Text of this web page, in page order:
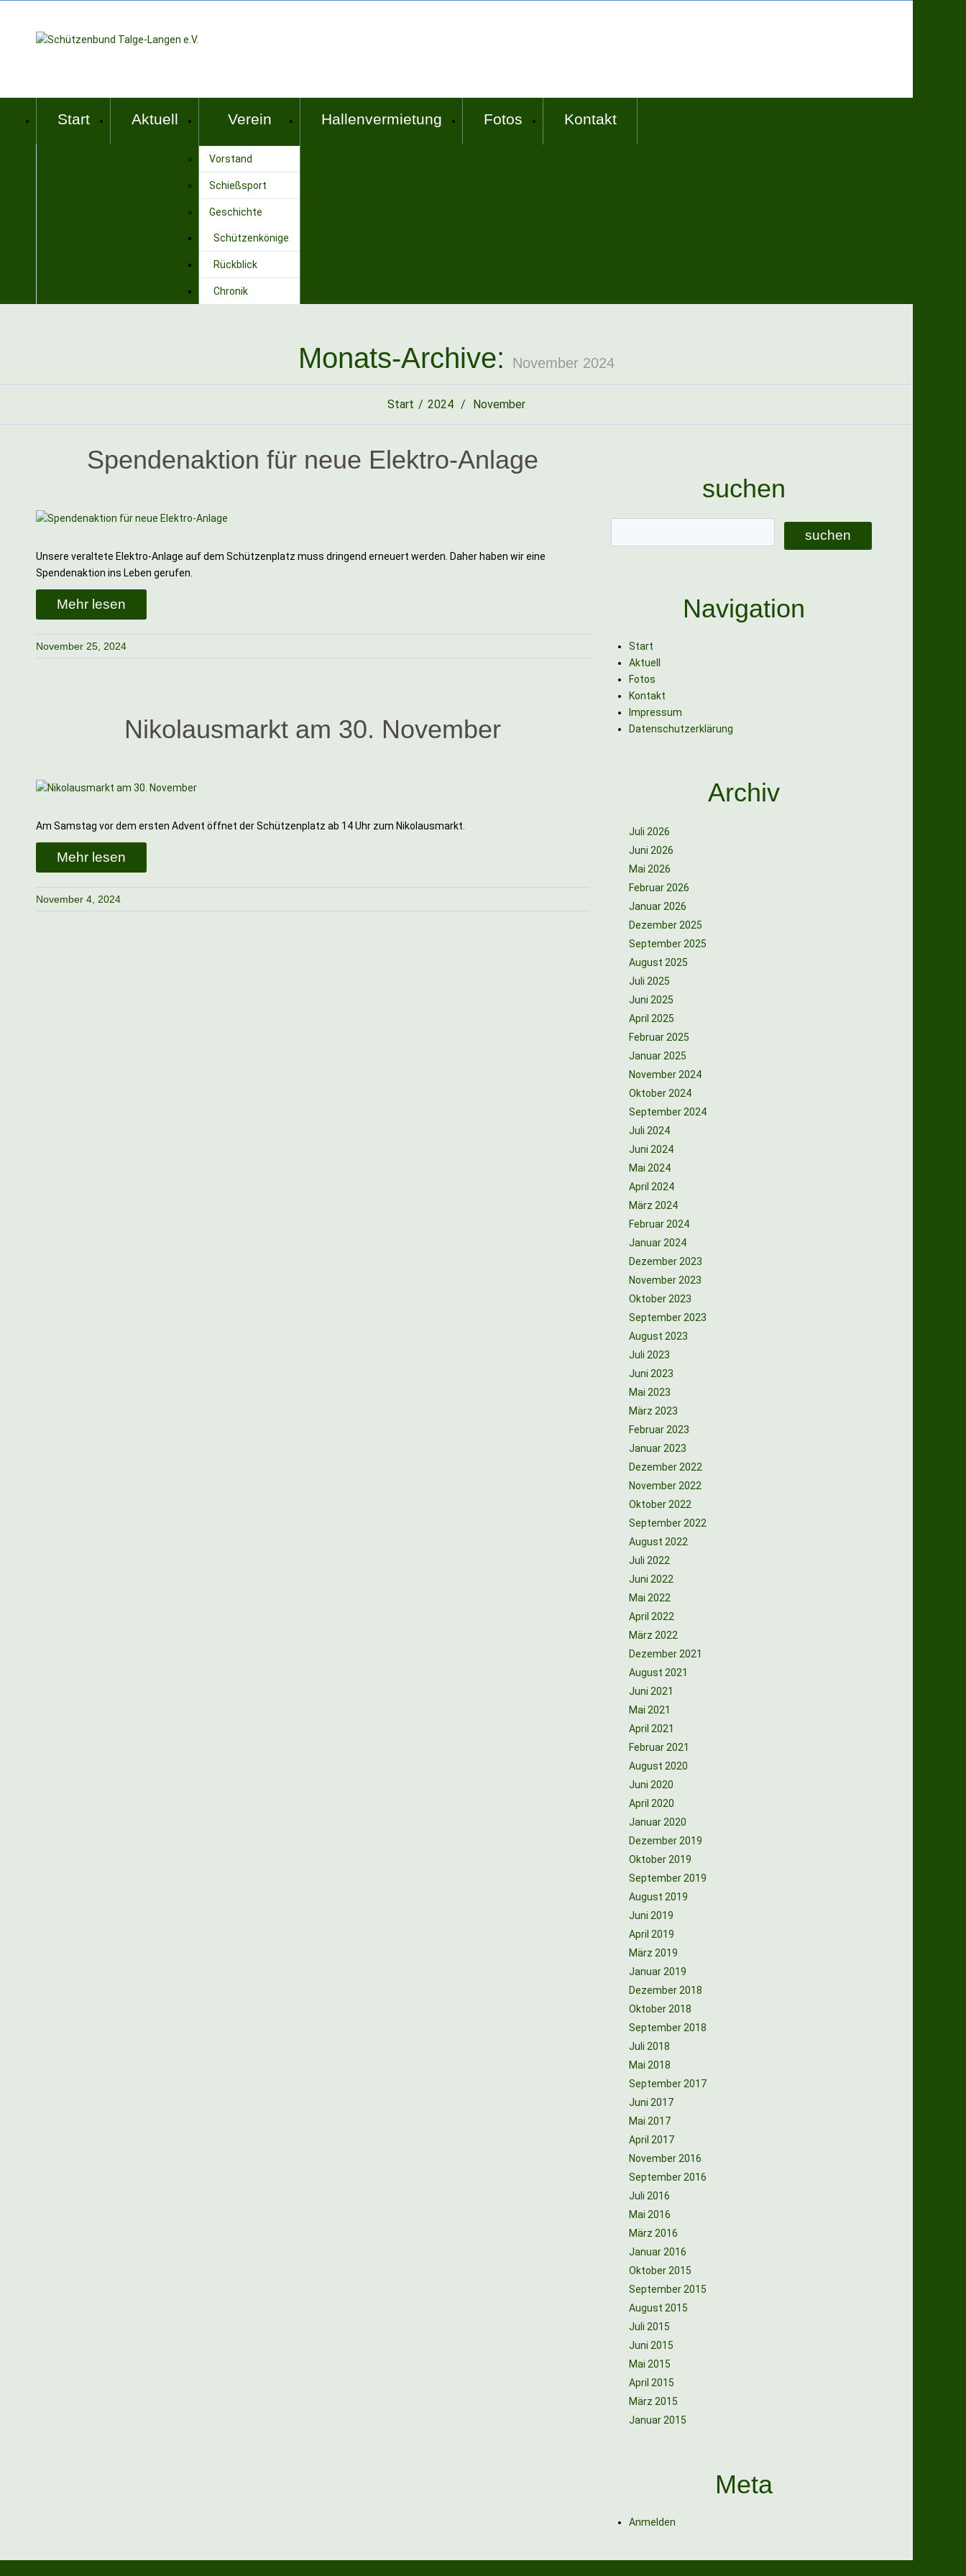
Start Aktuell Verein
Vorstand
Schießsport
Geschichte
Schützenkönige
Rückblick
Chronik
Hallenvermietung Fotos Kontakt
Monats-Archive: November 2024
Start 2024 November
Spendenaktion für neue Elektro-Anlage
Unsere veraltete Elektro-Anlage auf dem Schützenplatz muss dringend erneuert werden. Daher haben wir eine
Spendenaktion ins Leben gerufen.
Mehr lesen
November 25, 2024
Nikolausmarkt am 30. November
Am Samstag vor dem ersten Advent öffnet der Schützenplatz ab 14 Uhr zum Nikolausmarkt.
Mehr lesen
November 4, 2024
suchen
Navigation
Start
Aktuell
Fotos
Kontakt
Impressum
Datenschutzerklärung
Archiv
Juli 2026
Juni 2026
Mai 2026
Februar 2026
Januar 2026
Dezember 2025
September 2025
August 2025
Juli 2025
Juni 2025
April 2025
Februar 2025
Januar 2025
November 2024
Oktober 2024
September 2024
Juli 2024
Juni 2024
Mai 2024
April 2024
März 2024
Februar 2024
Januar 2024
Dezember 2023
November 2023
Oktober 2023
September 2023
August 2023
Juli 2023
Juni 2023
Mai 2023
März 2023
Februar 2023
Januar 2023
Dezember 2022
November 2022
Oktober 2022
September 2022
August 2022
Juli 2022
Juni 2022
Mai 2022
April 2022
März 2022
Dezember 2021
August 2021
Juni 2021
Mai 2021
April 2021
Februar 2021
August 2020
Juni 2020
April 2020
Januar 2020
Dezember 2019
Oktober 2019
September 2019
August 2019
Juni 2019
April 2019
März 2019
Januar 2019
Dezember 2018
Oktober 2018
September 2018
Juli 2018
Mai 2018
September 2017
Juni 2017
Mai 2017
April 2017
November 2016
September 2016
Juli 2016
Mai 2016
März 2016
Januar 2016
Oktober 2015
September 2015
August 2015
Juli 2015
Juni 2015
Mai 2015
April 2015
März 2015
Januar 2015
Meta
Anmelden